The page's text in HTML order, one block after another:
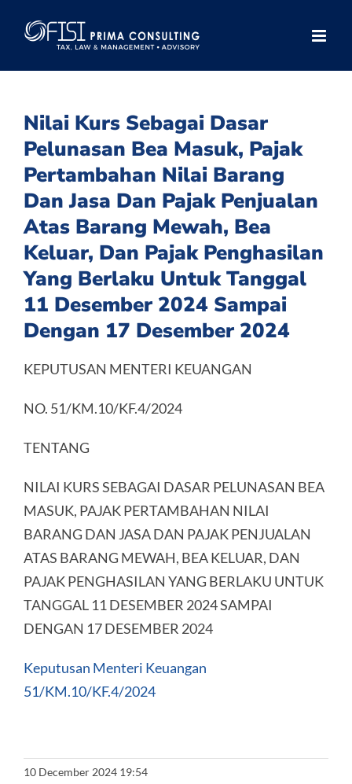
Nilai Kurs Sebagai Dasar
Pelunasan Bea Masuk, Pajak
Pertambahan Nilai Barang
Dan Jasa Dan Pajak Penjualan
Atas Barang Mewah, Bea
Keluar, Dan Pajak Penghasilan
Yang Berlaku Untuk Tanggal
11 Desember 2024 Sampai
Dengan 17 Desember 2024
KEPUTUSAN MENTERI KEUANGAN
NO. 51/KM.10/KF.4/2024
TENTANG
NILAI KURS SEBAGAI DASAR PELUNASAN BEA
MASUK, PAJAK PERTAMBAHAN NILAI
BARANG DAN JASA DAN PAJAK PENJUALAN
ATAS BARANG MEWAH, BEA KELUAR, DAN
PAJAK PENGHASILAN YANG BERLAKU UNTUK
TANGGAL 11 DESEMBER 2024 SAMPAI
DENGAN 17 DESEMBER 2024
Keputusan Menteri Keuangan
51/KM.10/KF.4/2024
10 December 2024 19:54